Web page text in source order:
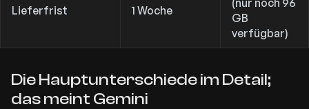
Lieferfrist 1 Woche
GB
verfügbar)
Die Hauptunterschiede im Detail;
das meint Gemini